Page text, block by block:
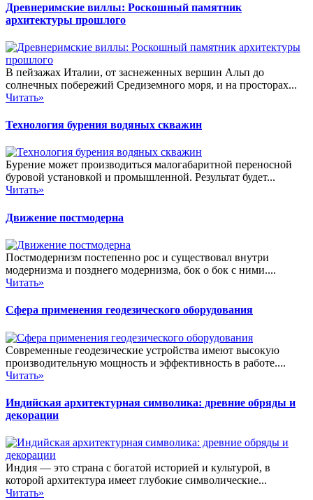
Древнеримские виллы: Роскошный памятник
архитектуры прошлого
В пейзажах Италии, от заснеженных вершин Альп до
солнечных побережий Средиземного моря, и на просторах...
Читать»
Технология бурения водяных скважин
Бурение может производиться малогабаритной переносной
буровой установкой и промышленной. Результат будет...
Читать»
Движение постмодерна
Постмодернизм постепенно рос и существовал внутри
модернизма и позднего модернизма, бок о бок с ними....
Читать»
Сфера применения геодезического оборудования
Современные геодезические устройства имеют высокую
производительную мощность и эффективность в работе....
Читать»
Индийская архитектурная символика: древние обряды и
декорации
Индия — это страна с богатой историей и культурой, в
которой архитектура имеет глубокие символические...
Читать»